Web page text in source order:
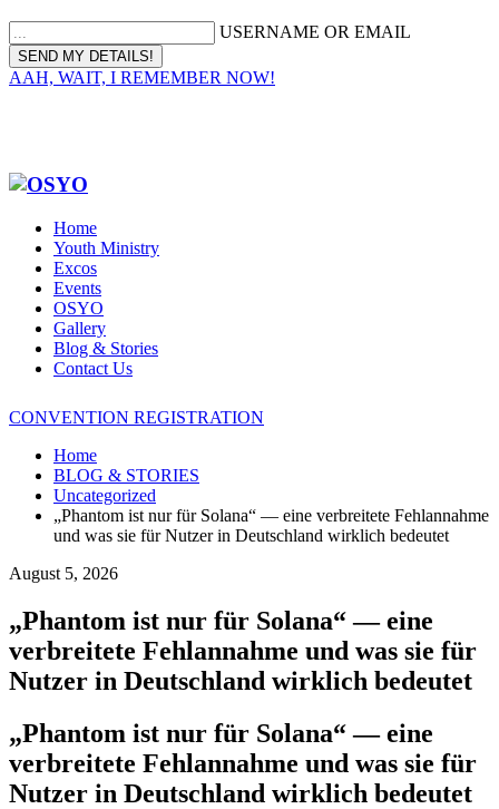
USERNAME OR EMAIL
AAH, WAIT, I REMEMBER NOW!
Home
Youth Ministry
Excos
Events
OSYO
Gallery
Blog & Stories
Contact Us
CONVENTION REGISTRATION
Home
BLOG & STORIES
Uncategorized
„Phantom ist nur für Solana“ — eine verbreitete Fehlannahme
und was sie für Nutzer in Deutschland wirklich bedeutet
August 5, 2026
„Phantom ist nur für Solana“ — eine
verbreitete Fehlannahme und was sie für
Nutzer in Deutschland wirklich bedeutet
„Phantom ist nur für Solana“ — eine
verbreitete Fehlannahme und was sie für
Nutzer in Deutschland wirklich bedeutet